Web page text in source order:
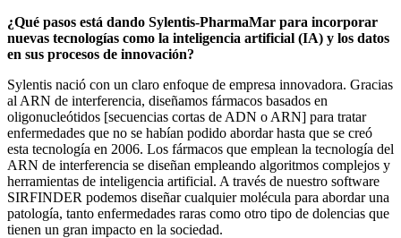
¿Qué pasos está dando Sylentis-PharmaMar para incorporar
nuevas tecnologías como la inteligencia artificial (IA) y los datos
en sus procesos de innovación?
Sylentis nació con un claro enfoque de empresa innovadora. Gracias
al ARN de interferencia, diseñamos fármacos basados en
oligonucleótidos [secuencias cortas de ADN o ARN] para tratar
enfermedades que no se habían podido abordar hasta que se creó
esta tecnología en 2006. Los fármacos que emplean la tecnología del
ARN de interferencia se diseñan empleando algoritmos complejos y
herramientas de inteligencia artificial. A través de nuestro software
SIRFINDER podemos diseñar cualquier molécula para abordar una
patología, tanto enfermedades raras como otro tipo de dolencias que
tienen un gran impacto en la sociedad.